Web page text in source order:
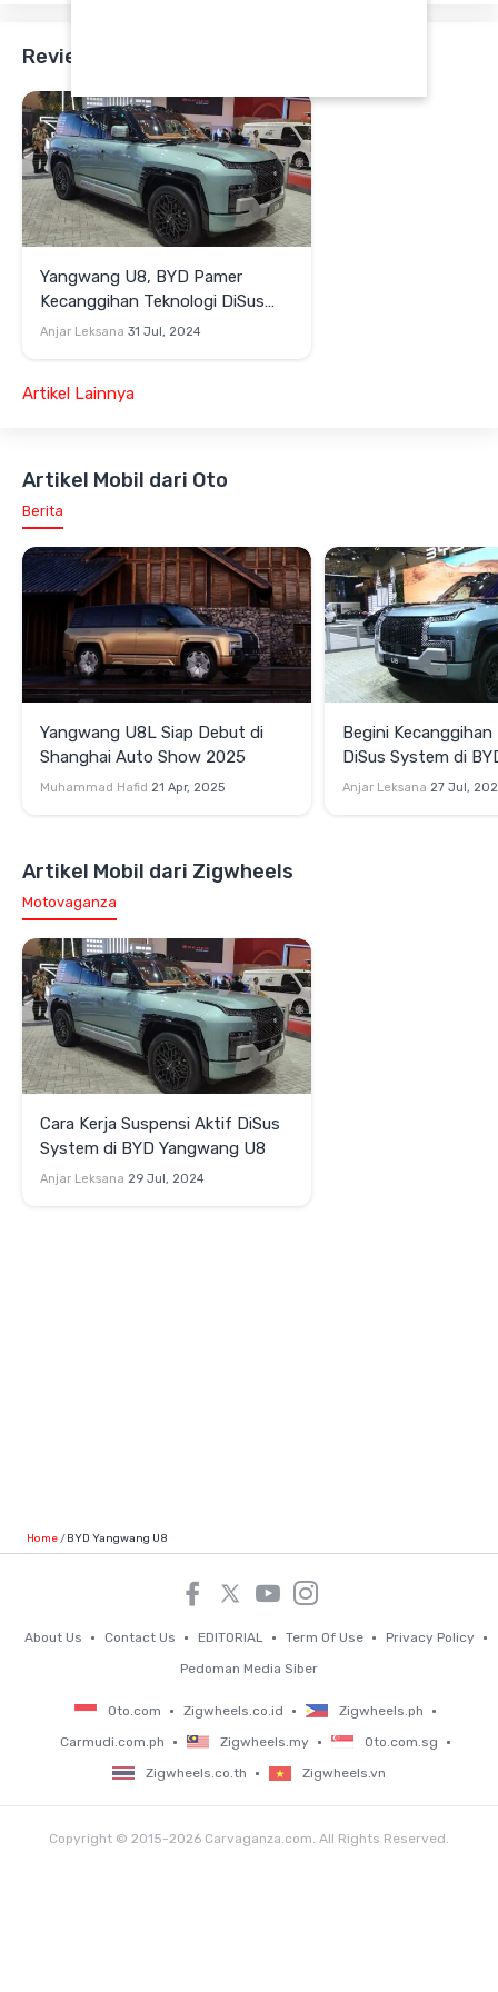
Review - BYD Yangwang U8
Yangwang U8, BYD Pamer
Kecanggihan Teknologi DiSus
System
Anjar Leksana 31 Jul, 2024
Artikel Lainnya
Artikel Mobil dari Oto
Berita
Yangwang U8L Siap Debut di
Shanghai Auto Show 2025
Muhammad Hafid 21 Apr, 2025
Begini
DiSus System di
U8
Anjar Leksana 27 Jul,
Artikel Mobil dari Zigwheels
Motovaganza
Cara Kerja Suspensi Aktif DiSus
System di BYD Yangwang U8
Anjar Leksana 29 Jul, 2024
Home BYD Yangwang U8
About Us Contact Us EDITORIAL Term Of Use
Privacy Policy
Pedoman Media Siber
Oto.com Zigwheels.co.id
Zigwheels.ph
Carmudi.com.ph
Zigwheels.my
Oto.com.sg
Zigwheels.co.th
Zigwheels.vn
Copyright © 2015-2026 Carvaganza.com. All Rights Reserved.